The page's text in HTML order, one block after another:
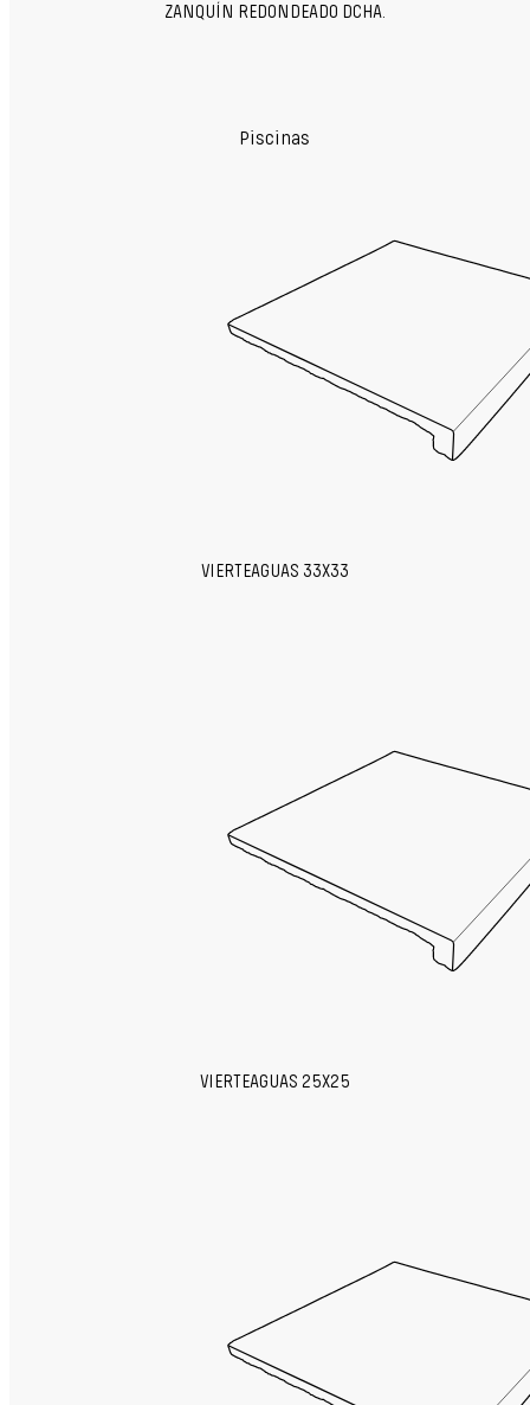
ZANQUÍN REDONDEADO DCHA.
Piscinas
VIERTEAGUAS 33X33
VIERTEAGUAS 25X25